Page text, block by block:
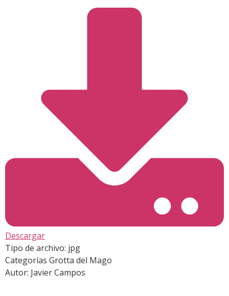
Descargar
Tipo de archivo: jpg
Categorías Grotta del Mago
Autor: Javier Campos